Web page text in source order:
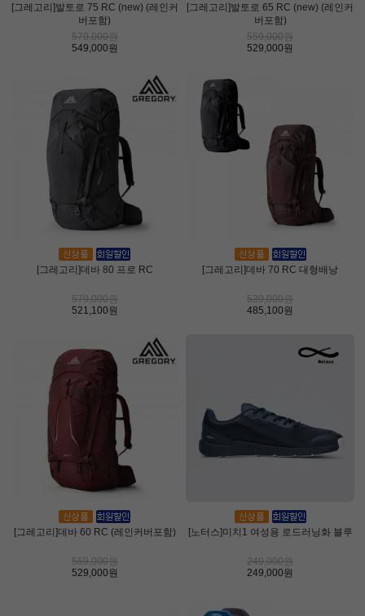
[그레고리]발토로 75 RC (new) (레인커
버포함)
579,000원
549,000원
[그레고리]발토로 65 RC (new) (레인커
버포함)
559,000원
529,000원
[그레고리]데바 80 프로 RC
579,000원
521,100원
[그레고리]데바 70 RC 대형배낭
539,000원
485,100원
[그레고리]데바 60 RC (레인커버포함)
559,000원
529,000원
[노터스]미치1 여성용 로드러닝화 블루
249,000원
249,000원